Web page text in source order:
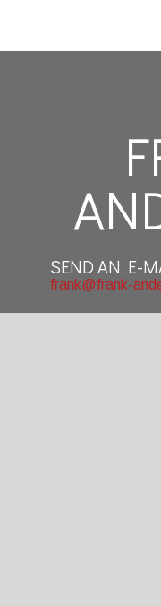
SEND AN E-
frank@frank-